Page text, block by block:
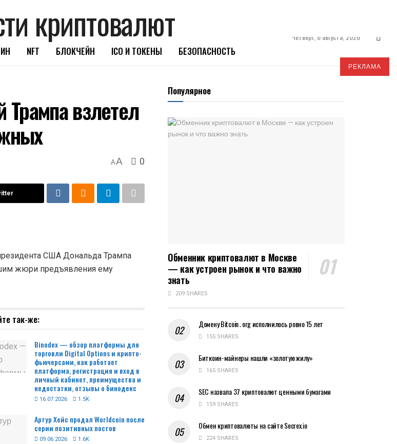
NFT БЛОКЧЕЙН ICO И ТОКЕНЫ БЕЗОПАСНОСТЬ
Четверг, 6 августа, 2026
РЕКЛАМА
Трампа взлетел
AA 0
США Дональда Трампа
жюри предъявления ему
так-же:
Binodex — обзор платформы для
торговли Digital Options и крипто-
фьючерсами, как работает
платформа, регистрация и вход в
личный кабинет, преимущества и
недостатки, отзывы о бинодекс
16.07.2026 1.5K
Артур Хейс продал Worldcoin после
серии позитивных постов
09.06.2026 1.6K
Популярное
Обменник криптовалют в Москве
— как устроен рынок и что важно
знать
209 SHARES
Домену Bitcoin․org исполнилось ровно 15 лет
155 SHARES
Биткоин-майнеры нашли «золотую жилу»
165 SHARES
SEC назвала 37 криптовалют ценными бумагами
159 SHARES
Обмен криптовалюты на сайте Secrex.io
224 SHARES